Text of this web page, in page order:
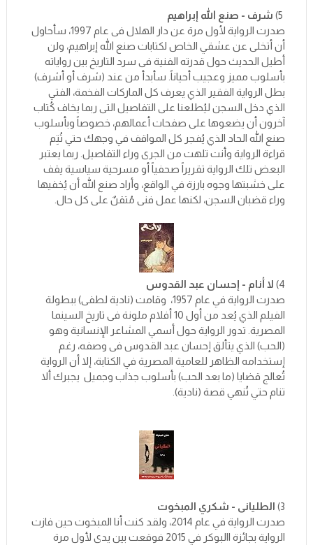
شرف - صنع الله إبراهيم
صدرت الرواية لأول مرة عن دار الهلال فى عام 1997، سأحاول
أن أتخلى عن عشقي الخاص لكتابات صنع الله إبراهيم، ولن
أطيل الحديث حول قدرته الفنية فى سرد التاريخ بين رواياته
بأسلوب مميز وعجيب أحياناً. سأبدأ من عند (شرف أو أشرف)
بطل الرواية الفقير الذي يعرف كل الماركات الفخمة، الفتي
الذي دخل السجن ليُطلعنا على التفاصيل التى ربما يخاف كُتاب
آخرون أن يضعوها على صفحات أعمالهم، خصوصاً وبأسلوب
صنع الله الحاد الذي يُفجر كل المواقف في وجهك حتي تُتِم
قراءة الرواية وأنت تلهت من الجرى وراء التفاصيل. ربما يعتبر
البعض تلك الرواية تقريراً صحفياً أو مسرحية سياسية يقف
على خشبتها وجوه بارزة في الواقع، وأراد صنع الله أن يُخفيها
وراء قضبان السجن، لكنها عمل فنى مُتقنٌ على كل حال.
4) لا أنام - إحسان عبد القدوس
صدرت الرواية في عام 1957، وقامت (نادية لطفى) ببطولة
الفيلم الذي يُعد من أول 10 أفلام ملونة فى تاريخ السينما
المصرية. تدور الرواية حول أسمي المشاعر الإنسانية وهو
(الحب) الذي يتألق إحسان عبد القدوس فى وصفه، رغم
إستخدامه الظاهر للعامية المصرية في الكتابة، إلا أن الرواية
تُعالج قضايا (ما بعد الحب) بأسلوب جذاب وجميل يجبرك ألا
تنام حتي تُنهي قصة (نادية).
3) الطليانى - شكري المبخوت
صدرت الرواية في عام 2014، ولقد كنت أنا المبخوت حين فازت
الرواية بجائزة االبوكر في 2015 فوقعت بين يدى لأول مرة